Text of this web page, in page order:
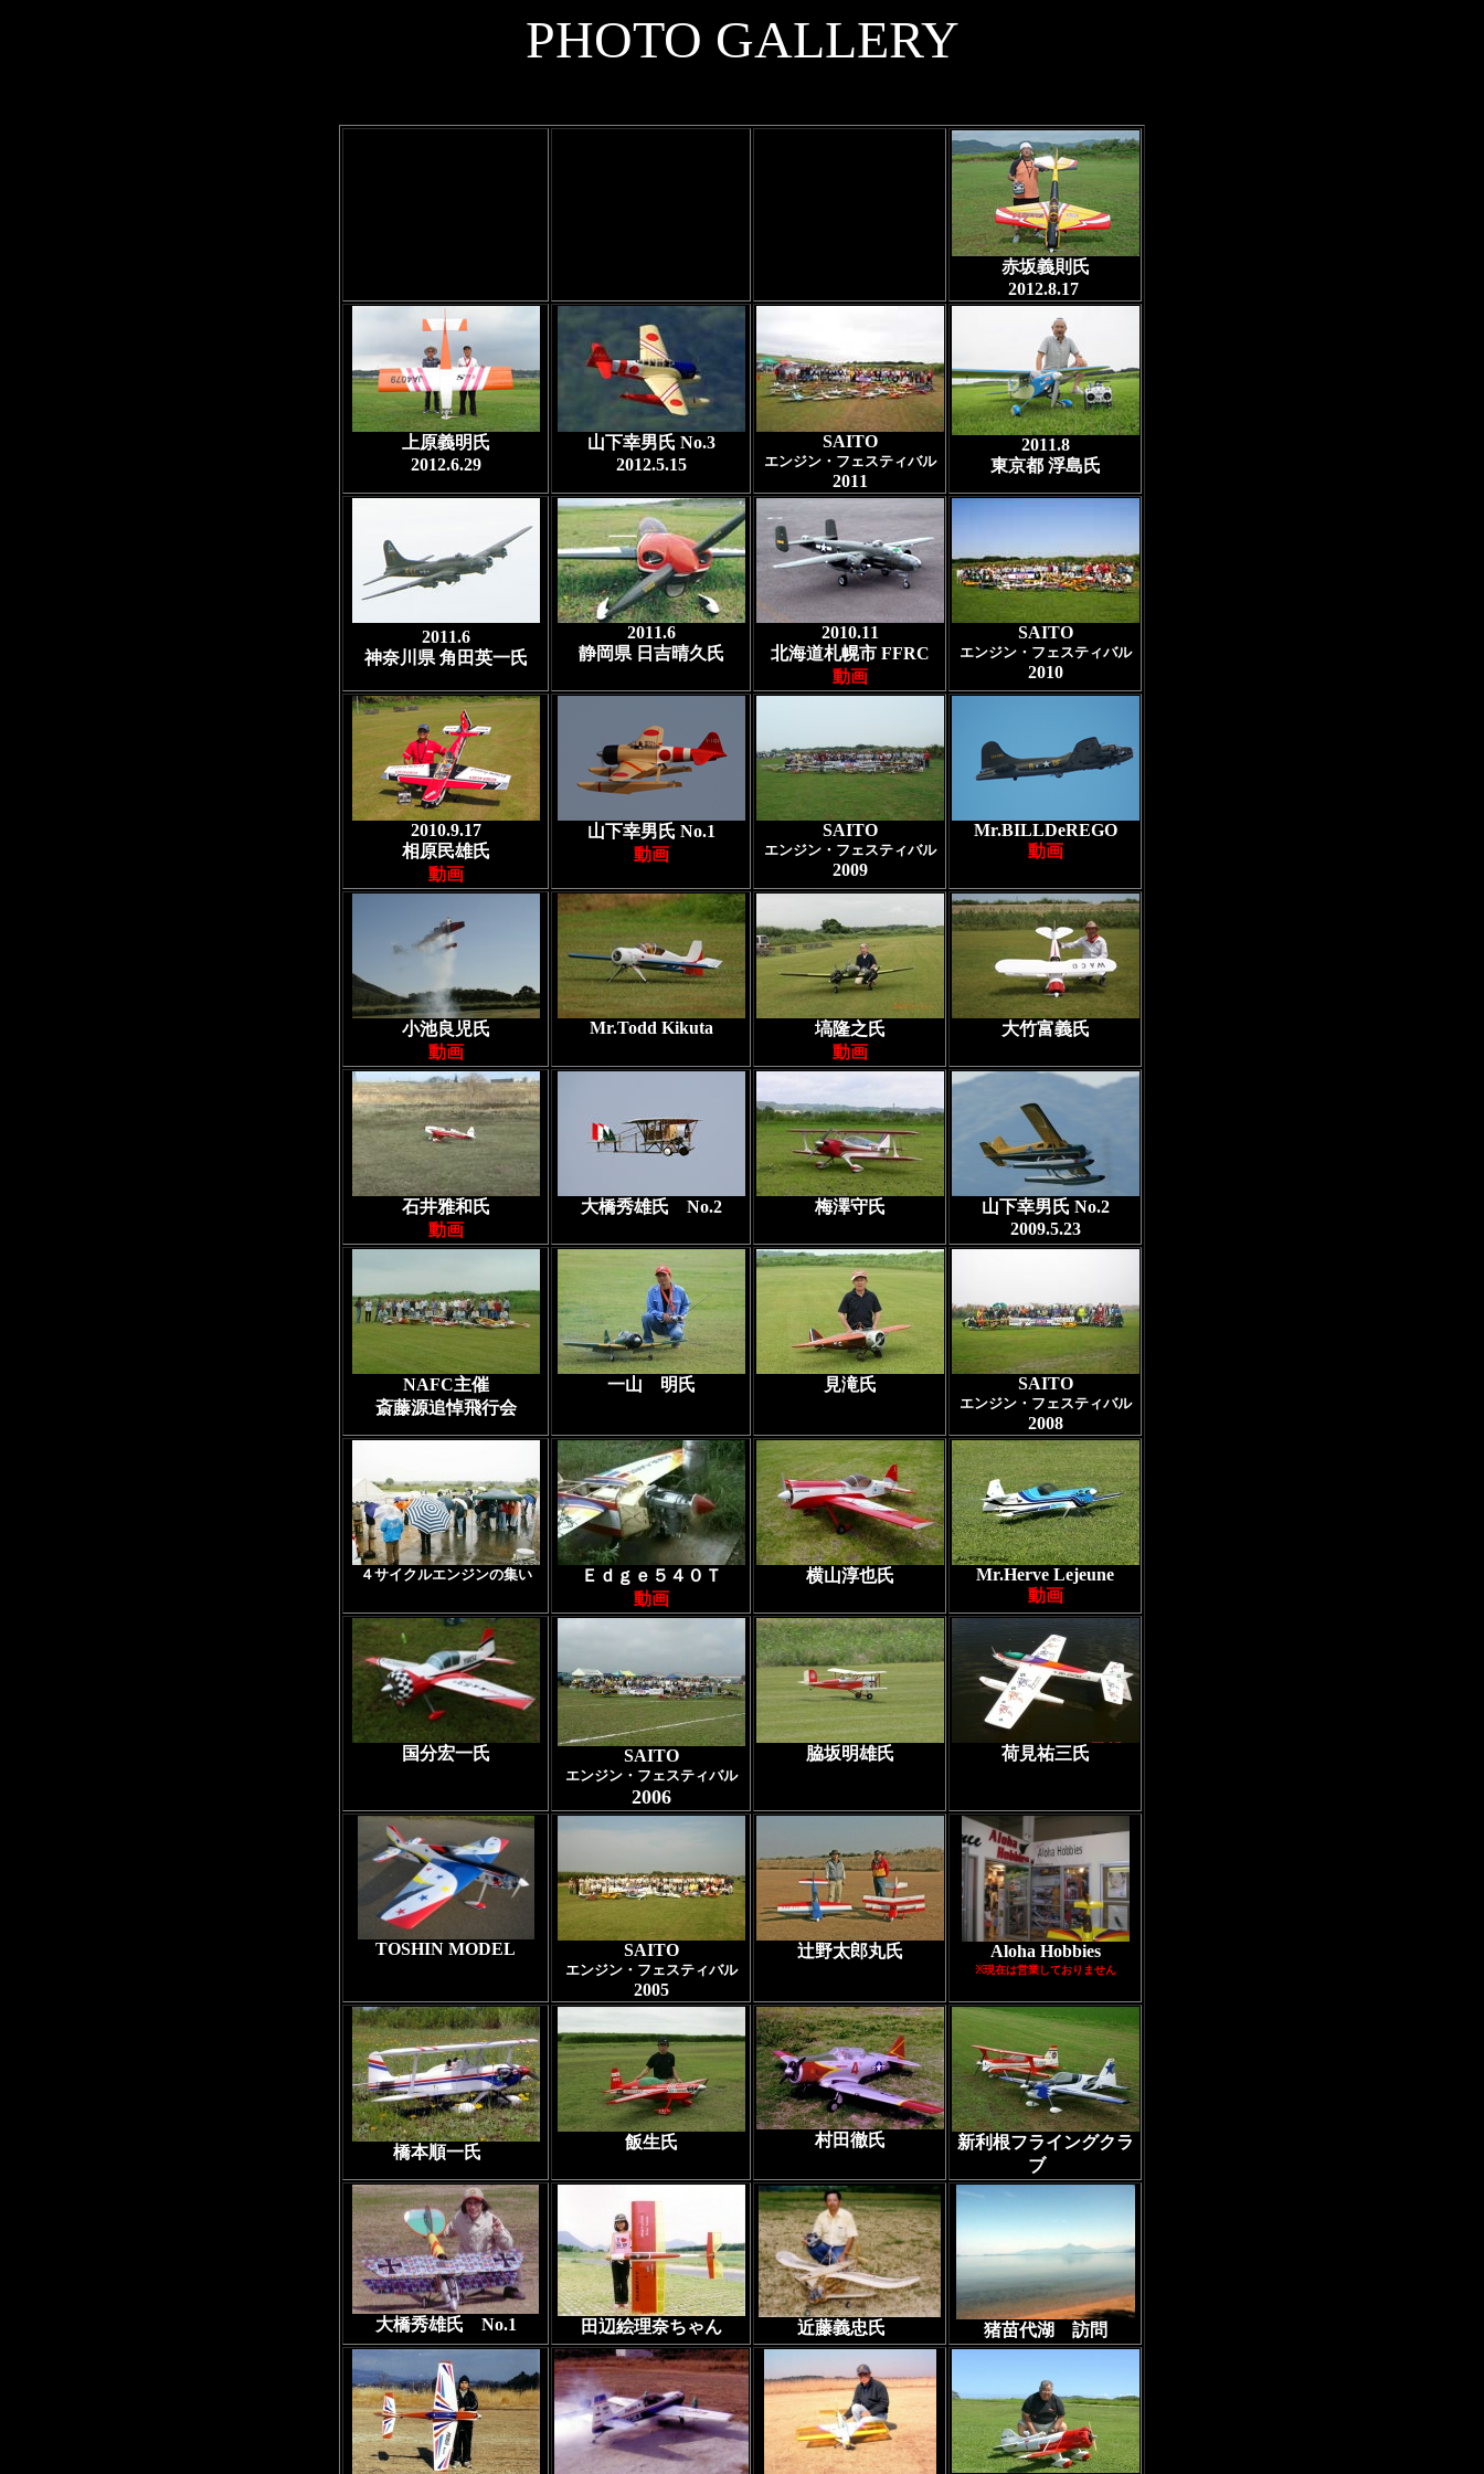
PHOTO GALLERY
赤坂義則氏
2012.8.17
上原義明氏
2012.6.29
山下幸男氏 No.3
2012.5.15
SAITO
エンジン・フェスティバル
2011
2011.8
東京都 浮島氏
2011.6
神奈川県 角田英一氏
2011.6
静岡県 日吉晴久氏
2010.11
北海道札幌市 FFRC
動画
SAITO
エンジン・フェスティバル
2010
2010.9.17
相原民雄氏
動画
山下幸男氏 No.1
動画
SAITO
エンジン・フェスティバル
2009
Mr.BILLDeREGO
動画
小池良児氏
動画
Mr.Todd Kikuta
塙隆之氏
動画
大竹富義氏
石井雅和氏
動画
大橋秀雄氏 No.2 梅澤守氏
山下幸男氏 No.2
2009.5.23
NAFC主催
斎藤源追悼飛行会
一山 明氏 見滝氏 SAITO
エンジン・フェスティバル
2008
４サイクルエンジンの集い
Ｅｄｇｅ５４０Ｔ
動画
横山淳也氏
Mr.Herve Lejeune
動画
国分宏一氏 SAITO
エンジン・フェスティバル
2006
脇坂明雄氏 荷見祐三氏
TOSHIN MODEL SAITO
エンジン・フェスティバル
2005
辻野太郎丸氏 Aloha Hobbies
※現在は営業しておりません
橋本順一氏
飯生氏 村田徹氏
新利根フライングクラ
ブ
大橋秀雄氏 No.1 田辺絵理奈ちゃん 近藤義忠氏 猪苗代湖 訪問